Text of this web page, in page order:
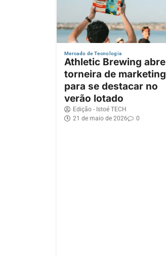
Mercado de Tecnologia
Athletic Brewing abre
torneira de marketing
para se destacar no
verão lotado
Edição - Istoé TECH
21 de maio de 2026
0